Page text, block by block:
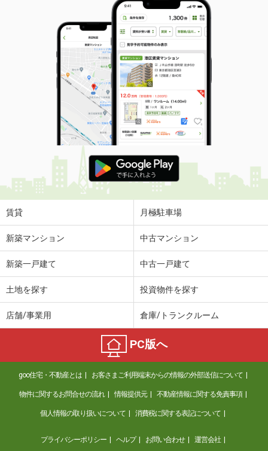
賃貸 月極駐車場
新築マンション 中古マンション
新築一戸建て 中古一戸建て
土地を探す 投資物件を探す
店舗/事業用 倉庫/トランクルーム
PC版へ
goo住宅・不動産とは お客さまご利用端末からの情報の外部送信について
物件に関するお問合せの流れ 情報提供元 不動産情報に関する免責事項
個人情報の取り扱いについて 消費税に関する表記について
プライバシーポリシー ヘルプ お問い合わせ 運営会社